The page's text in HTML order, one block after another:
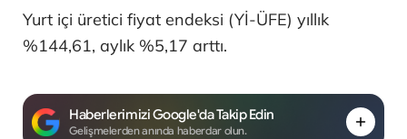
Yurt içi üretici fiyat endeksi (Yİ-ÜFE) yıllık
%144,61, aylık %5,17 arttı.
Haberlerimizi Google'da Takip Edin
Gelişmelerden anında haberdar olun.